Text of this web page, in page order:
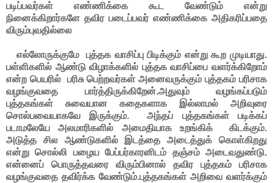
படிப்பவர்கள் எண்ணிக்கை கூட வேண்டும் என்று
நினைக்கிறார்களே தவிர படைப்பவர் எண்ணிக்கை அதிகரிப்பதை
விரும்புவதில்லை
எல்லோருக்குமே புத்தக வாசிப்பு பிடிக்கும் என்று கூற முடியாது.
பள்ளிகளில் ஆண்டு விழாக்களில் புத்தக வாசிப்பை வளர்க்கிறோம்
என்ற பெயரில் பரிசு பெற்றவர்கள் அனைவருக்கும் புத்தகம் பரிசாக
வழங்குவதை பார்த்திருக்கிறேன்.அதுவும் வழங்கப்படும்
புத்தகங்கள் சுவையான கதைகளாக இல்லாமல் அறிவுரை
சொல்பவையாகவே இருக்கும். அந்தப் புத்தகங்கள் படிக்கப்
படாமலேயே அலமாரிகளில் அமைதியாக உறங்கிக் கிடக்கும்.
அடுத்த சில ஆண்டுகளில் இடத்தை அடைத்துக் கொள்கிறது
என்று சொல்லி பழைய பேப்பர்காரனிடம் தஞ்சம் அடைவதுண்டு.
என்னைப் பொருத்தவரை விரும்பினால் தவிர புத்தகம் பரிசாக
வழங்குவதை தவிர்க்க வேண்டும்.புத்தகங்கள் அறிவை வளர்க்கும்